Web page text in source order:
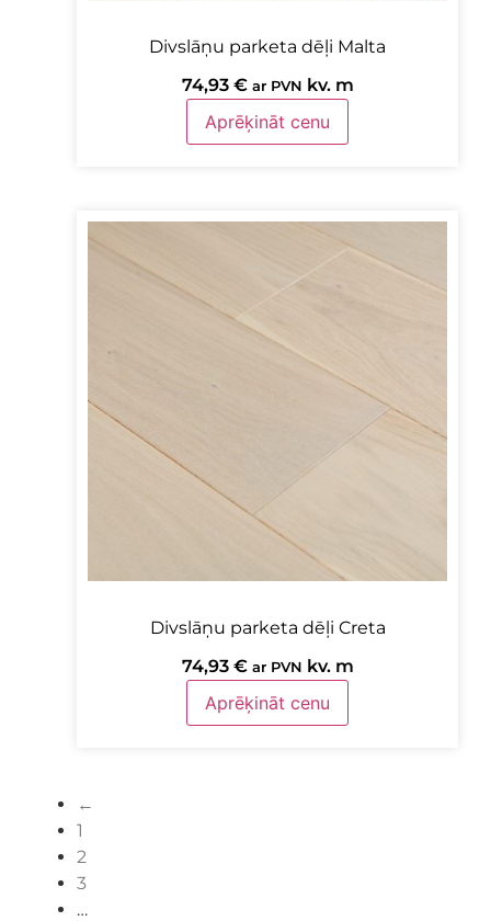
Divslāņu parketa dēļi Malta
74,93 € ar PVN kv. m
Aprēķināt cenu
Divslāņu parketa dēļi Creta
74,93 € ar PVN kv. m
Aprēķināt cenu
←
1
2
3
…